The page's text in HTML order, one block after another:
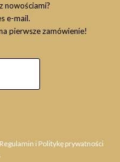
6x13ml,
nowościami?
e-mail.
pierwsze zamówienie!
i Politykę prywatności